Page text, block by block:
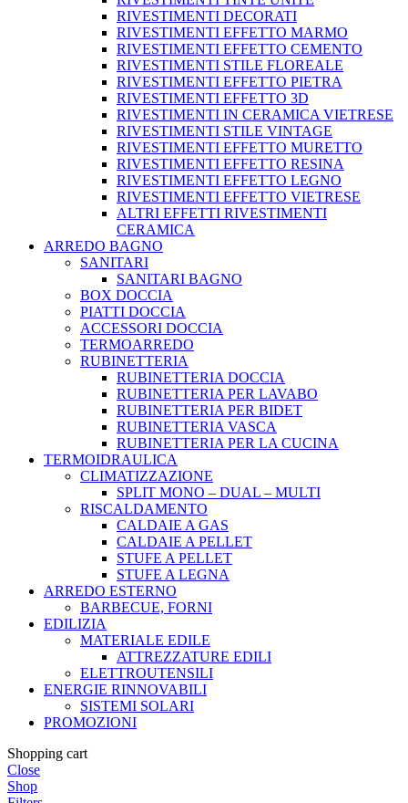
RIVESTIMENTI DECORATI
RIVESTIMENTI EFFETTO MARMO
RIVESTIMENTI EFFETTO CEMENTO
RIVESTIMENTI STILE FLOREALE
RIVESTIMENTI EFFETTO PIETRA
RIVESTIMENTI EFFETTO 3D
RIVESTIMENTI IN CERAMICA VIETRESE
RIVESTIMENTI STILE VINTAGE
RIVESTIMENTI EFFETTO MURETTO
RIVESTIMENTI EFFETTO RESINA
RIVESTIMENTI EFFETTO LEGNO
RIVESTIMENTI EFFETTO VIETRESE
ALTRI EFFETTI RIVESTIMENTI
CERAMICA
ARREDO BAGNO
SANITARI
SANITARI BAGNO
BOX DOCCIA
PIATTI DOCCIA
ACCESSORI DOCCIA
TERMOARREDO
RUBINETTERIA
RUBINETTERIA DOCCIA
RUBINETTERIA PER LAVABO
RUBINETTERIA PER BIDET
RUBINETTERIA VASCA
RUBINETTERIA PER LA CUCINA
TERMOIDRAULICA
CLIMATIZZAZIONE
SPLIT MONO – DUAL – MULTI
RISCALDAMENTO
CALDAIE A GAS
CALDAIE A PELLET
STUFE A PELLET
STUFE A LEGNA
ARREDO ESTERNO
BARBECUE, FORNI
EDILIZIA
MATERIALE EDILE
ATTREZZATURE EDILI
ELETTROUTENSILI
ENERGIE RINNOVABILI
SISTEMI SOLARI
PROMOZIONI
Shopping cart
Close
Shop